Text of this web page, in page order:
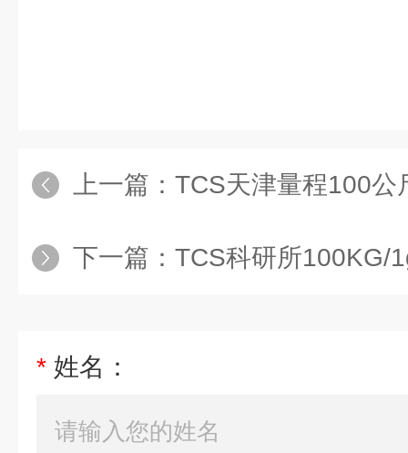
上一篇： TCS天津量程100公斤
下一篇： TCS科研所100KG/1g
* 姓名：